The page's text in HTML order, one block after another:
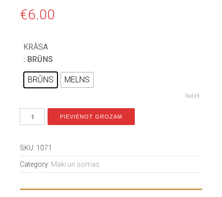
€6.00
KRĀSA
: BRŪNS
BRŪNS MELNS
Notīrīt
PIEVIENOT GROZAM
SKU: 1071
Category: Maki un somas